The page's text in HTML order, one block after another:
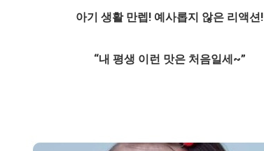
아기 생활 만렙! 예사롭지 않은 리액션!
“내 평생 이런 맛은 처음일세~”